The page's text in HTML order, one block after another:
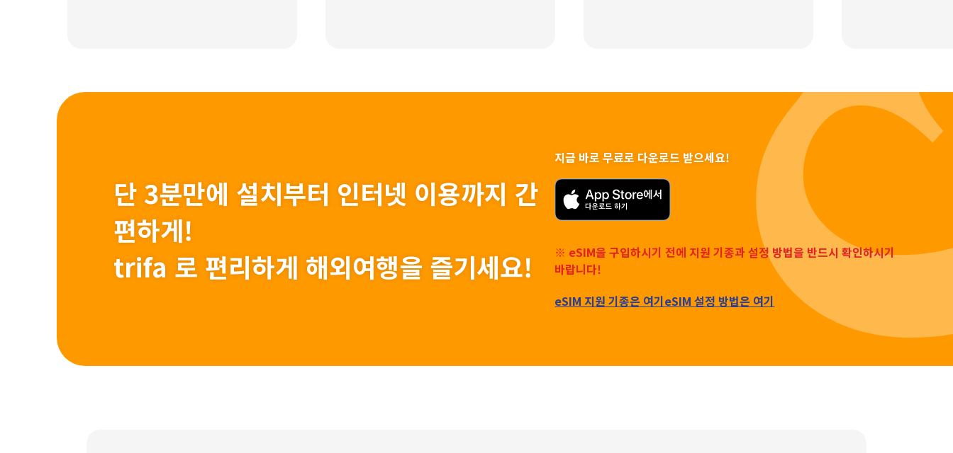
단 3분만에 설치부터 인터넷 이용까지 간
편하게!
trifa 로 편리하게 해외여행을 즐기세요!
지금 바로 무료로 다운로드 받으세요!
※ eSIM을 구입하시기 전에 지원 기종과 설정 방법을 반드시 확인하시기
바랍니다!
eSIM 지원 기종은 여기eSIM 설정 방법은 여기